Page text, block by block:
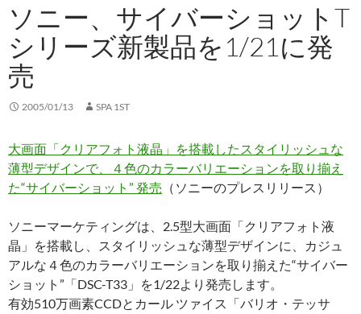
ソニー、サイバーショットT
シリーズ新製品を1/21に発
売
2005/01/13 SPA 1ST
大画面「クリアフォト液晶」を搭載したスタイリッシュな
薄型デザインで、４色のカラーバリエーションを取り揃え
た“サイバーショット” 発売 （ソニーのプレスリリース）
ソニーマーケティングは、2.5型大画面「クリアフォト液
晶」を搭載し、スタイリッシュな薄型デザインに、カジュ
アルな４色のカラーバリエーションを取り揃えた“サイバー
ショット”「DSC-T33」を1/22より発売します。
有効510万画素CCDとカール ツァイス「バリオ・テッサ